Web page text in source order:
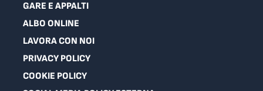
GARE E APPALTI
ALBO ONLINE
LAVORA CON NOI
PRIVACY POLICY
COOKIE POLICY